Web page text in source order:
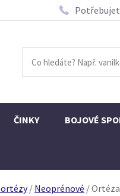
ČINKY BOJOVÉ
ortézy / Neoprénové /